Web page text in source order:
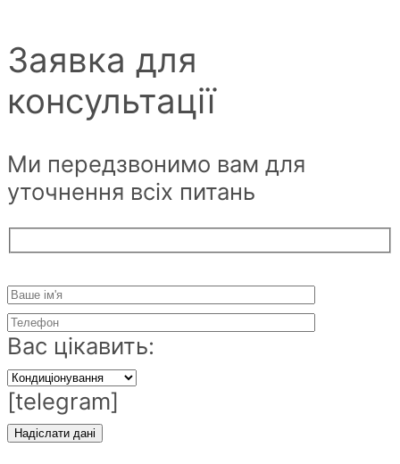
Заявка для
консультації
Ми передзвонимо вам для
уточнення всіх питань
Вас цікавить:
[telegram]